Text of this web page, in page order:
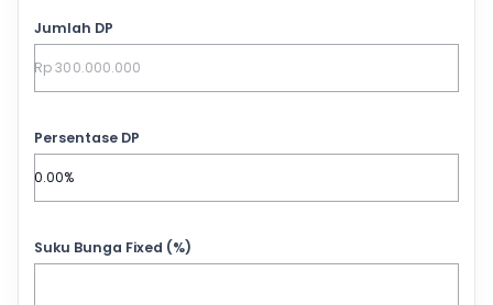
Jumlah DP
Persentase DP
Suku Bunga Fixed (%)